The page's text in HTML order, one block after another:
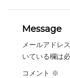
Message
メールアドレ
いている欄は
コメント ※